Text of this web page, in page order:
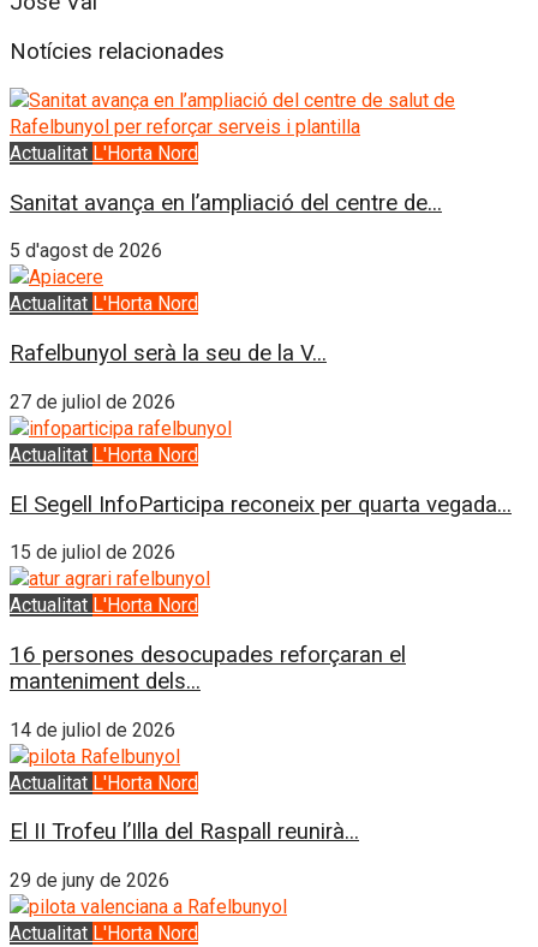
Notícies relacionades
Actualitat L'Horta Nord
Sanitat avança en l’ampliació del centre de...
5 d'agost de 2026
Actualitat L'Horta Nord
Rafelbunyol serà la seu de la V...
27 de juliol de 2026
Actualitat L'Horta Nord
El Segell InfoParticipa reconeix per quarta vegada...
15 de juliol de 2026
Actualitat L'Horta Nord
16 persones desocupades reforçaran el
manteniment dels...
14 de juliol de 2026
Actualitat L'Horta Nord
El II Trofeu l’Illa del Raspall reunirà...
29 de juny de 2026
Actualitat L'Horta Nord